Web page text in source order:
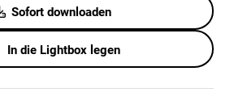
Sofort downloaden
In die Lightbox legen